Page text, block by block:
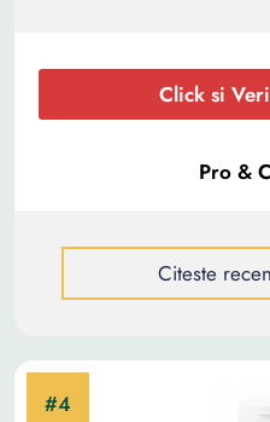
Click si
Citeste